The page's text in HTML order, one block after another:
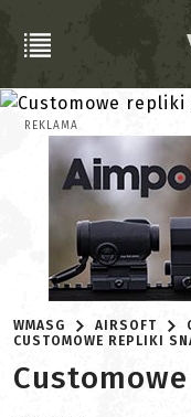
REKLAMA
WMASG AIRSOFT
CUSTOMOWE REPLIKI